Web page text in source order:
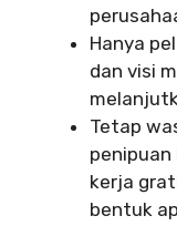
Hanya
dan visi
Tetap
kerja
bentuk